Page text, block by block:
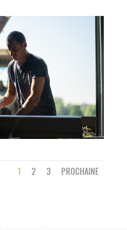
1 2 3 PROCHAINE